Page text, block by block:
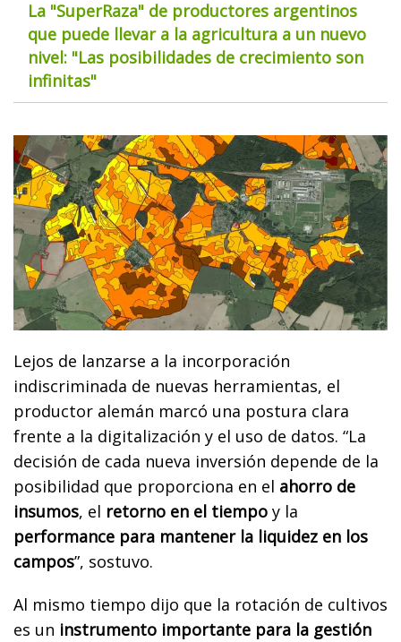
La "SuperRaza" de productores argentinos
que puede llevar a la agricultura a un nuevo
nivel: "Las posibilidades de crecimiento son
infinitas"
Lejos de lanzarse a la incorporación
indiscriminada de nuevas herramientas, el
productor alemán marcó una postura clara
frente a la digitalización y el uso de datos. “La
decisión de cada nueva inversión depende de la
posibilidad que proporciona en el ahorro de
insumos, el retorno en el tiempo y la
performance para mantener la liquidez en los
campos”, sostuvo.
Al mismo tiempo dijo que la rotación de cultivos
es un instrumento importante para la gestión